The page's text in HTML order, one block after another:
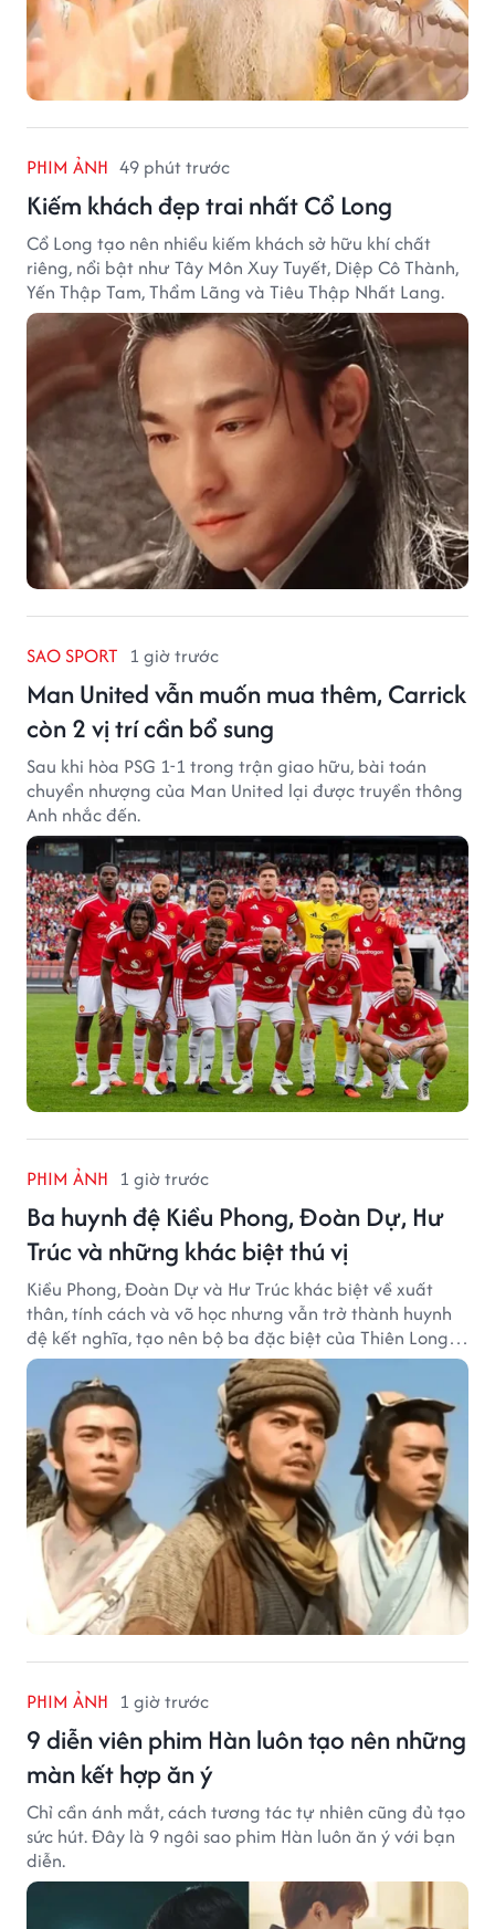
PHIM ẢNH 49 phút trước
Kiếm khách đẹp trai nhất Cổ Long
Cổ Long tạo nên nhiều kiếm khách sở hữu khí chất
riêng, nổi bật như Tây Môn Xuy Tuyết, Diệp Cô Thành,
Yến Thập Tam, Thẩm Lãng và Tiêu Thập Nhất Lang.
SAO SPORT 1 giờ trước
Man United vẫn muốn mua thêm, Carrick
còn 2 vị trí cần bổ sung
Sau khi hòa PSG 1-1 trong trận giao hữu, bài toán
chuyển nhượng của Man United lại được truyền thông
Anh nhắc đến.
PHIM ẢNH 1 giờ trước
Ba huynh đệ Kiều Phong, Đoàn Dự, Hư
Trúc và những khác biệt thú vị
Kiều Phong, Đoàn Dự và Hư Trúc khác biệt về xuất
thân, tính cách và võ học nhưng vẫn trở thành huynh
đệ kết nghĩa, tạo nên bộ ba đặc biệt của Thiên Long
Bát Bộ.
PHIM ẢNH 1 giờ trước
9 diễn viên phim Hàn luôn tạo nên những
màn kết hợp ăn ý
Chỉ cần ánh mắt, cách tương tác tự nhiên cũng đủ tạo
sức hút. Đây là 9 ngôi sao phim Hàn luôn ăn ý với bạn
diễn.